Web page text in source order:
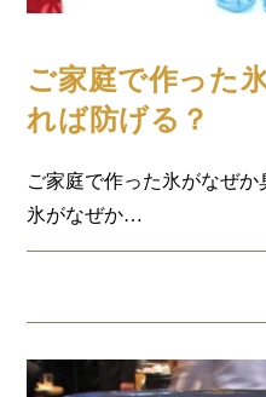
ご家庭で作った
れば防げる？
ご家庭で作った氷がなぜ
氷がなぜか…